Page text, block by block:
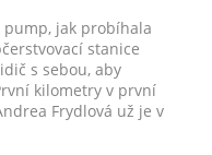
jak probíhala
stanice
s sebou, aby
kilometry v první
Frydlová už je v